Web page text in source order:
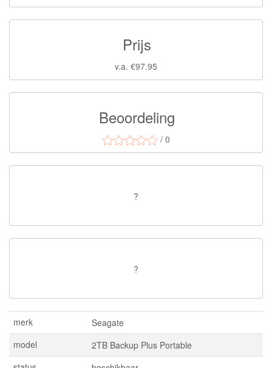
Prijs
v.a. €97.95
Beoordeling
/ 0
?
?
merk
Seagate
model
2TB Backup Plus Portable